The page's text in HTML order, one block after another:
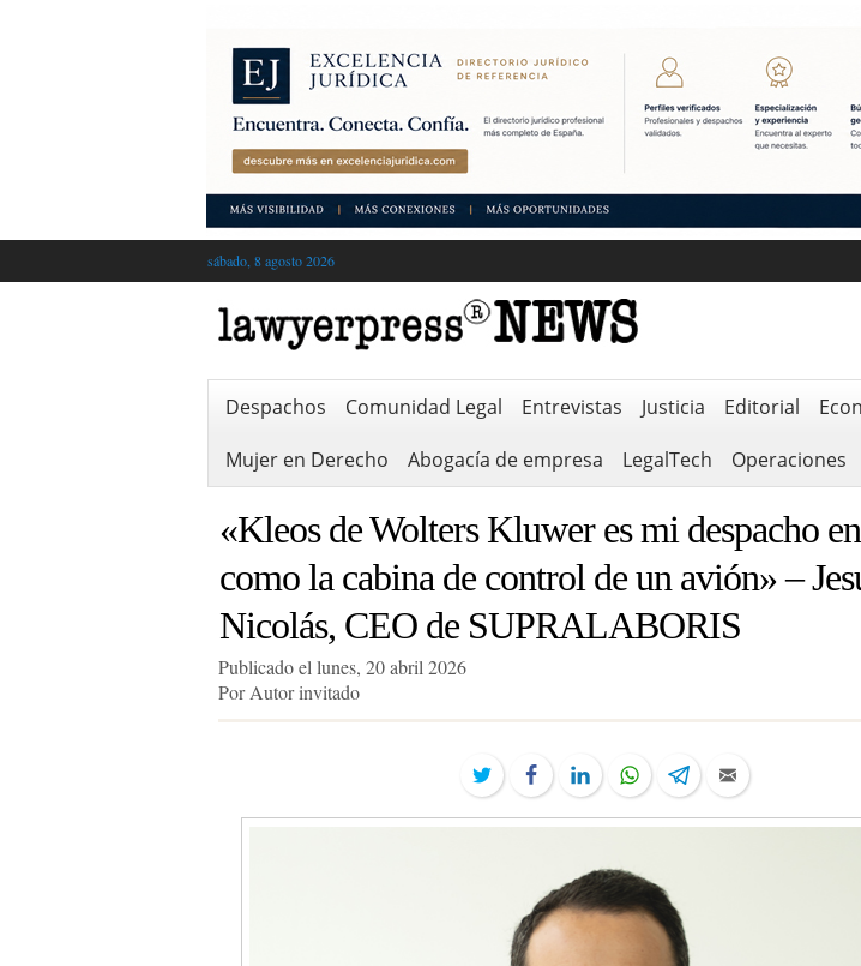
sábado, 8 agosto 2026
Despachos Comunidad Legal Entrevistas Justicia Editorial
Mujer en Derecho
Abogacía de empresa LegalTech Operaciones
«Kleos de Wolters Kluwer es mi despacho
como la cabina de control de un avión» –
Nicolás, CEO de SUPRALABORIS
Publicado el lunes, 20 abril 2026
Por Autor invitado
TwitterFacebookLinkedInWhatsAppTelegramEmail